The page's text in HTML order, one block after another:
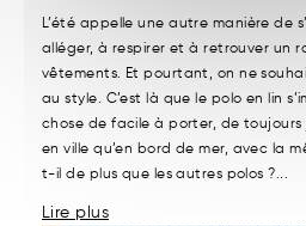
L’été appelle une autre manière de
alléger, à respirer et à retrouver un
vêtements. Et pourtant, on ne
au style. C’est là que le polo en lin
chose de facile à porter, de toujours
en ville qu’en bord de mer, avec la
t-il de plus que les autres polos ?...
Lire plus